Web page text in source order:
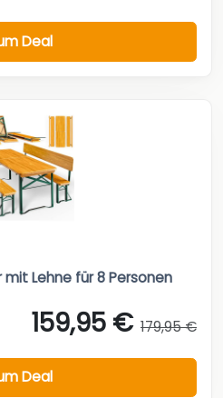
Deal
Lehne für 8 Personen
159,95 € 179,95 €
Deal